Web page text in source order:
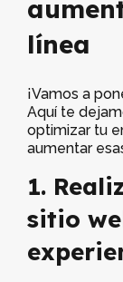
línea
¡Vamos a
Aquí te
optimizar tu
aumentar
1.
sitio